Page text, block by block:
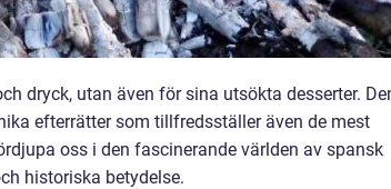
dryck, utan även för sina utsökta desserter.
efterrätter som tillfredsställer även de mest
oss i den fascinerande världen av spansk
historiska betydelse.